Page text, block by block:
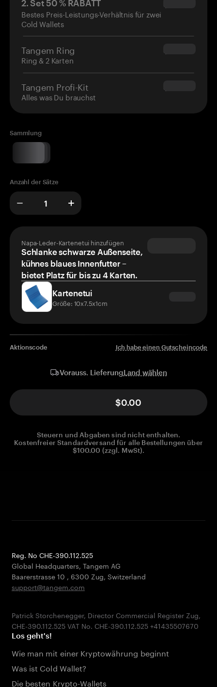
2. Set 50 % RABATT
Bestes Preis-Leistungs-Verhältnis für zwei
Cold Wallets
$34.95
Tangem Ring
Ring & 2 Karten
$160.00
Tangem Profi-Kit
Alles was Du brauchst
$180.00
Sammlung
Anzahl der Sätze
Napa-Leder-Kartenetui hinzufügen
Schlanke schwarze Außenseite,
kühnes blaues Innenfutter –
bietet Platz für bis zu 4 Karten.
Kartenetui
Größe: 10x7.5x1cm
Aktionscode Ich habe einen Gutscheincode
Vorauss. LieferungLand wählen
$0.00
Steuern und Abgaben sind nicht enthalten.
Kostenfreier Standardversand für alle Bestellungen über
$100.00 (zzgl. MwSt).
Reg. No CHE-390.112.525
Global Headquarters, Tangem AG
Baarerstrasse 10 , 6300 Zug, Switzerland
support@tangem.com
Patrick Storchenegger, Director Commercial Register Zug,
Los geht's!
Wie man mit einer Kryptowährung beginnt
Was ist Cold Wallet?
Die besten Krypto-Wallets